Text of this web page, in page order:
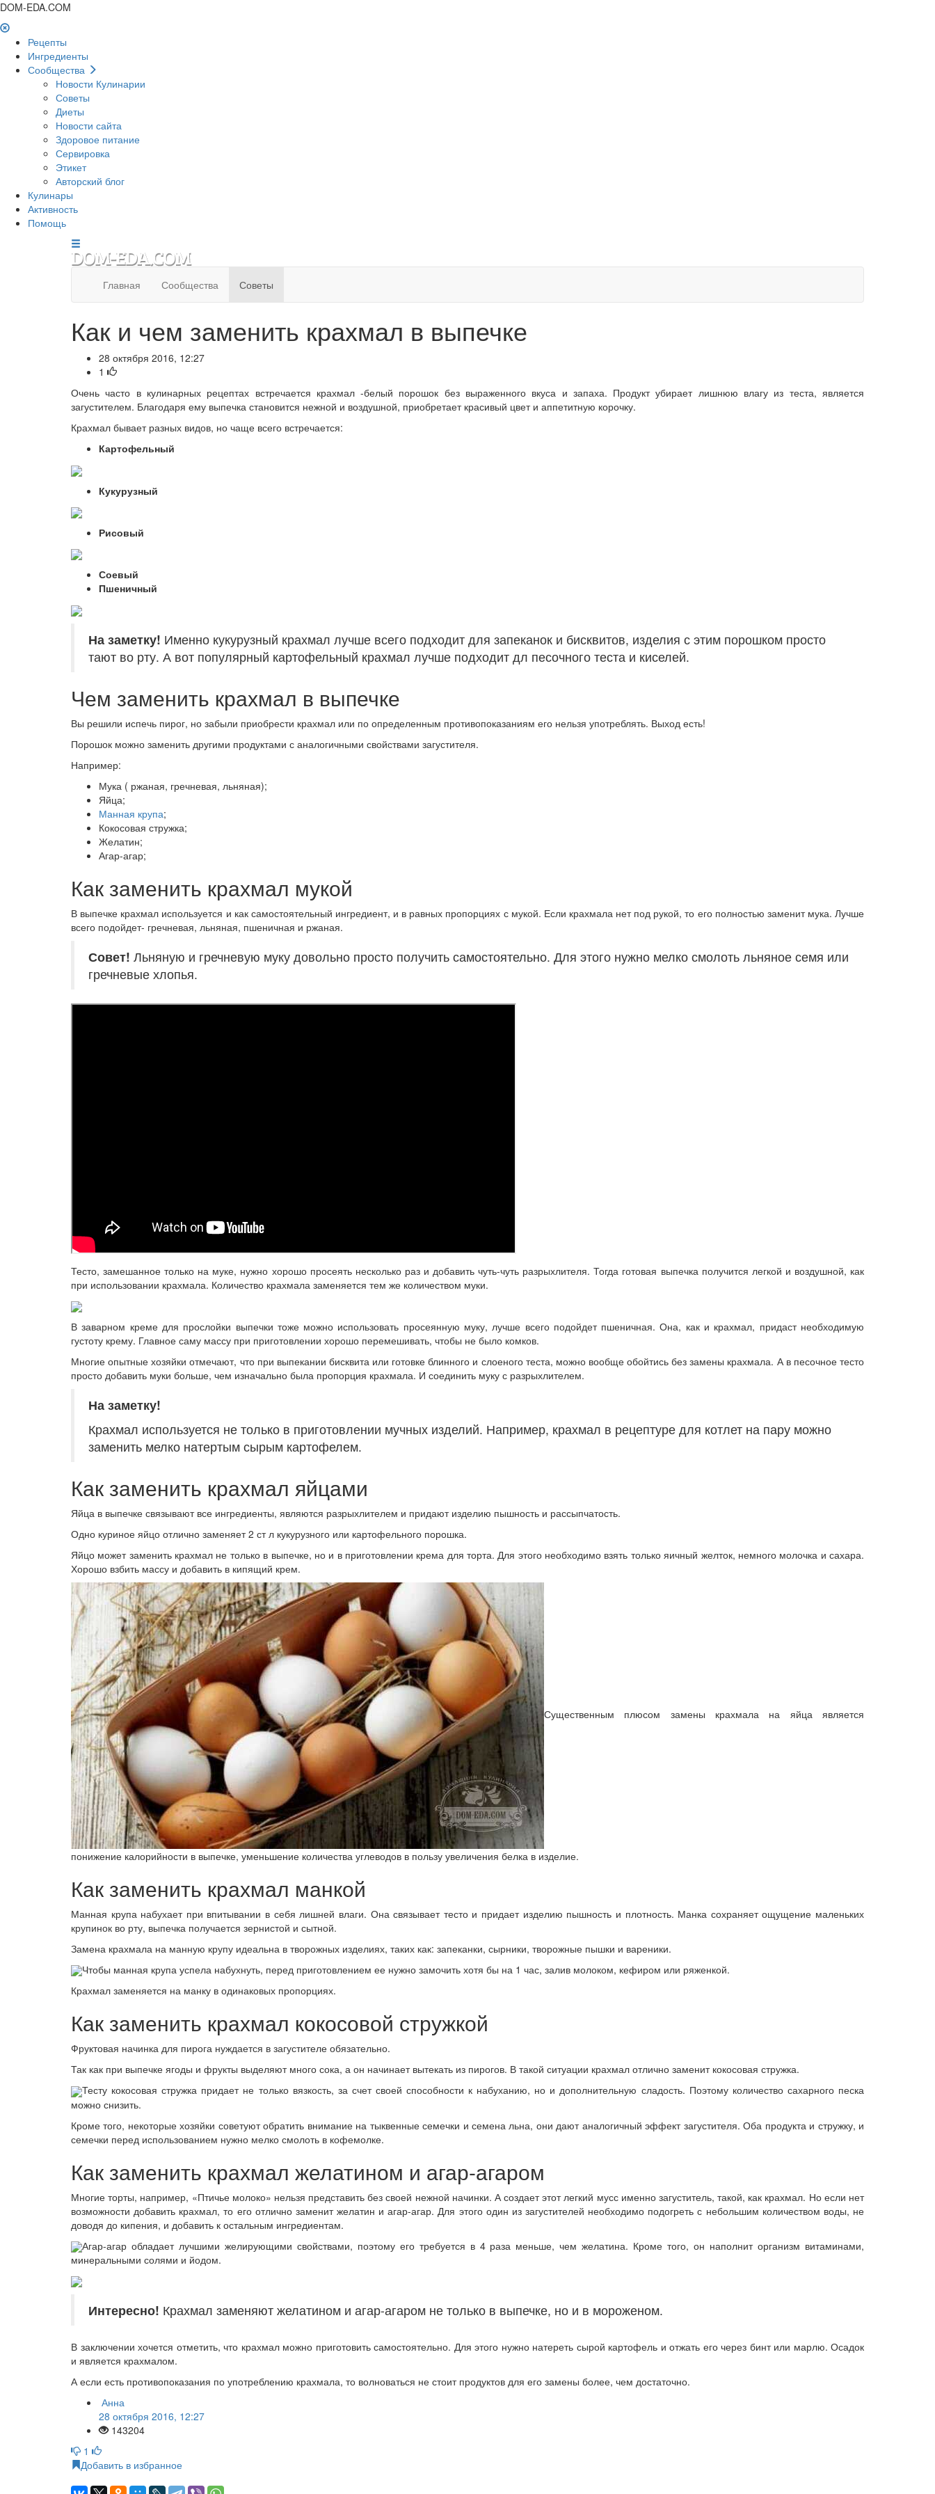
DOM-EDA.COM
Рецепты
Ингредиенты
Сообщества
Новости Кулинарии
Советы
Диеты
Новости сайта
Здоровое питание
Сервировка
Этикет
Авторский блог
Кулинары
Активность
Помощь
Главная Сообщества Советы
Как и чем заменить крахмал в выпечке
28 октября 2016, 12:27
1
Очень часто в кулинарных рецептах встречается крахмал -белый порошок без выраженного вкуса и запаха. Продукт убирает лишнюю влагу из теста, является
загустителем. Благодаря ему выпечка становится нежной и воздушной, приобретает красивый цвет и аппетитную корочку.
Крахмал бывает разных видов, но чаще всего встречается:
Картофельный
Кукурузный
Рисовый
Соевый
Пшеничный
На заметку! Именно кукурузный крахмал лучше всего подходит для запеканок и бисквитов, изделия с этим порошком просто
тают во рту. А вот популярный картофельный крахмал лучше подходит дл песочного теста и киселей.
Чем заменить крахмал в выпечке
Вы решили испечь пирог, но забыли приобрести крахмал или по определенным противопоказаниям его нельзя употреблять. Выход есть!
Порошок можно заменить другими продуктами с аналогичными свойствами загустителя.
Например:
Мука ( ржаная, гречневая, льняная);
Яйца;
Манная крупа;
Кокосовая стружка;
Желатин;
Агар-агар;
Как заменить крахмал мукой
В выпечке крахмал используется и как самостоятельный ингредиент, и в равных пропорциях с мукой. Если крахмала нет под рукой, то его полностью заменит мука. Лучше
всего подойдет- гречневая, льняная, пшеничная и ржаная.
Совет! Льняную и гречневую муку довольно просто получить самостоятельно. Для этого нужно мелко смолоть льняное семя или
гречневые хлопья.
Тесто, замешанное только на муке, нужно хорошо просеять несколько раз и добавить чуть-чуть разрыхлителя. Тогда готовая выпечка получится легкой и воздушной, как
при использовании крахмала. Количество крахмала заменяется тем же количеством муки.
В заварном креме для прослойки выпечки тоже можно использовать просеянную муку, лучше всего подойдет пшеничная. Она, как и крахмал, придаст необходимую
густоту крему. Главное саму массу при приготовлении хорошо перемешивать, чтобы не было комков.
Многие опытные хозяйки отмечают, что при выпекании бисквита или готовке блинного и слоеного теста, можно вообще обойтись без замены крахмала. А в песочное тесто
просто добавить муки больше, чем изначально была пропорция крахмала. И соединить муку с разрыхлителем.
На заметку!
Крахмал используется не только в приготовлении мучных изделий. Например, крахмал в рецептуре для котлет на пару можно
заменить мелко натертым сырым картофелем.
Как заменить крахмал яйцами
Яйца в выпечке связывают все ингредиенты, являются разрыхлителем и придают изделию пышность и рассыпчатость.
Одно куриное яйцо отлично заменяет 2 ст л кукурузного или картофельного порошка.
Яйцо может заменить крахмал не только в выпечке, но и в приготовлении крема для торта. Для этого необходимо взять только яичный желток, немного молочка и сахара.
Хорошо взбить массу и добавить в кипящий крем.
Существенным плюсом замены крахмала на яйца является
понижение калорийности в выпечке, уменьшение количества углеводов в пользу увеличения белка в изделие.
Как заменить крахмал манкой
Манная крупа набухает при впитывании в себя лишней влаги. Она связывает тесто и придает изделию пышность и плотность. Манка сохраняет ощущение маленьких
крупинок во рту, выпечка получается зернистой и сытной.
Замена крахмала на манную крупу идеальна в творожных изделиях, таких как: запеканки, сырники, творожные пышки и вареники.
Чтобы манная крупа успела набухнуть, перед приготовлением ее нужно замочить хотя бы на 1 час, залив молоком, кефиром или ряженкой.
Крахмал заменяется на манку в одинаковых пропорциях.
Как заменить крахмал кокосовой стружкой
Фруктовая начинка для пирога нуждается в загустителе обязательно.
Так как при выпечке ягоды и фрукты выделяют много сока, а он начинает вытекать из пирогов. В такой ситуации крахмал отлично заменит кокосовая стружка.
Тесту кокосовая стружка придает не только вязкость, за счет своей способности к набуханию, но и дополнительную сладость. Поэтому количество сахарного песка
можно снизить.
Кроме того, некоторые хозяйки советуют обратить внимание на тыквенные семечки и семена льна, они дают аналогичный эффект загустителя. Оба продукта и стружку, и
семечки перед использованием нужно мелко смолоть в кофемолке.
Как заменить крахмал желатином и агар-агаром
Многие торты, например, «Птичье молоко» нельзя представить без своей нежной начинки. А создает этот легкий мусс именно загуститель, такой, как крахмал. Но если нет
возможности добавить крахмал, то его отлично заменит желатин и агар-агар. Для этого один из загустителей необходимо подогреть с небольшим количеством воды, не
доводя до кипения, и добавить к остальным ингредиентам.
Агар-агар обладает лучшими желирующими свойствами, поэтому его требуется в 4 раза меньше, чем желатина. Кроме того, он наполнит организм витаминами,
минеральными солями и йодом.
Интересно! Крахмал заменяют желатином и агар-агаром не только в выпечке, но и в мороженом.
В заключении хочется отметить, что крахмал можно приготовить самостоятельно. Для этого нужно натереть сырой картофель и отжать его через бинт или марлю. Осадок
и является крахмалом.
А если есть противопоказания по употреблению крахмала, то волноваться не стоит продуктов для его замены более, чем достаточно.
Анна
28 октября 2016, 12:27
143204
1
Добавить в избранное